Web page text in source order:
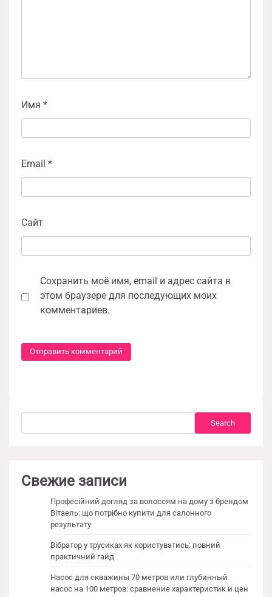
Имя *
Email *
Сайт
Сохранить моё имя, email и адрес сайта в
этом браузере для последующих моих
комментариев.
Search
Свежие записи
Професійний догляд за волоссям на дому з брендом
Вітаель: що потрібно купити для салонного
результату
Вібратор у трусиках як користуватись: повний
практичний гайд
Насос для скважины 70 метров или глубинный
насос на 100 метров: сравнение характеристик и цен